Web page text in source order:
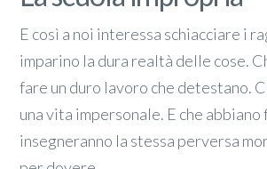
E così a noi interessa schiacciare i
imparino la dura realtà delle cose.
fare un duro lavoro che detestano.
una vita impersonale. E che abbiano
insegneranno la stessa perversa